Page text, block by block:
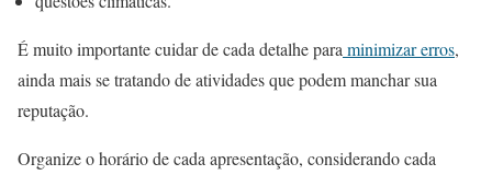
É muito importante cuidar de cada detalhe para minimizar erros,
ainda mais se tratando de atividades que podem manchar sua
reputação.
Organize o horário de cada apresentação, considerando cada